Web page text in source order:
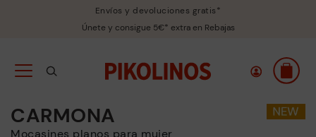
Envíos y devoluciones gratis*
Únete y consigue 5€* extra en Rebajas
CARMONA
Mocasines planos para mujer